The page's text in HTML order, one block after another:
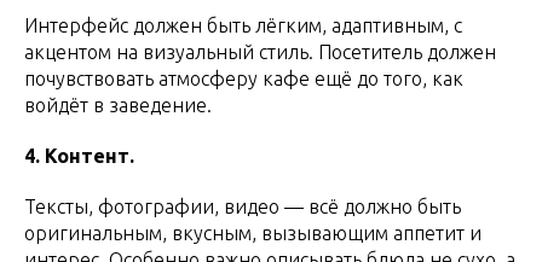
Интерфейс должен быть лёгким, адаптивным, с
акцентом на визуальный стиль. Посетитель должен
почувствовать атмосферу кафе ещё до того, как
войдёт в заведение.
4. Контент.
Тексты, фотографии, видео — всё должно быть
оригинальным, вкусным, вызывающим аппетит и